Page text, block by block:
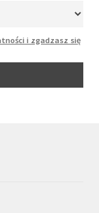
i zgadzasz się